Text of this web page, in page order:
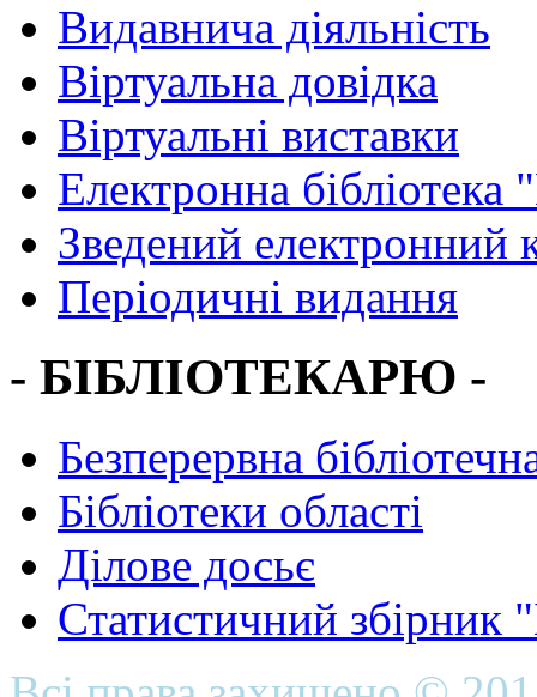
Видавнича діяльність
Віртуальна довідка
Віртуальні виставки
Електронна
Зведений електронний
Періодичні видання
- БІБЛІОТЕКАРЮ -
Безперервна
Бібліотеки області
Ділове досьє
Статистичний